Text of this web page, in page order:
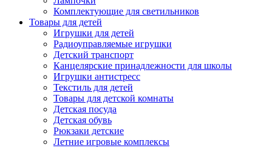
Комплектующие для светильников
Товары для детей
Игрушки для детей
Радиоуправляемые игрушки
Детский транспорт
Канцелярские принадлежности для школы
Игрушки антистресс
Текстиль для детей
Товары для детской комнаты
Детская посуда
Детская обувь
Рюкзаки детские
Летние игровые комплексы